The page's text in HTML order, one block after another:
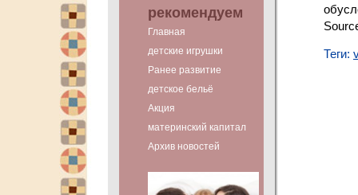
рекомендуем
Главная
детские игрушки
Ранее развитие
детское бельё
Акция
материнский капитал
Архив новостей
Теги: